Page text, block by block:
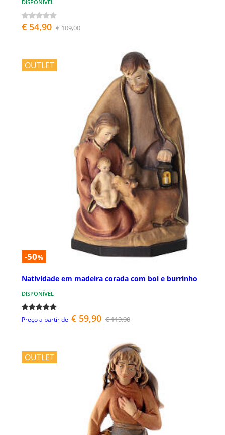
DISPONÍVEL
€ 54,90 € 109,00
OUTLET
-50%
Natividade em madeira corada com boi e burrinho
DISPONÍVEL
Preço a partir de € 59,90 € 119,00
OUTLET